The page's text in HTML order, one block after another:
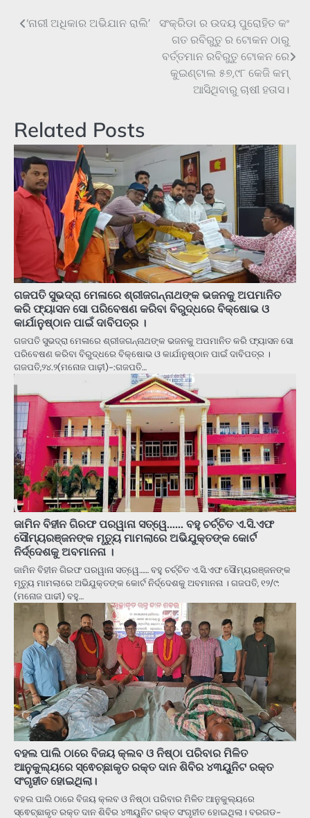
Post
‘ନାରୀ ଅଧିକାର ଅଭିଯାନ ରାଲି’
ସଂକ୍ରିଡା ର ଉଦୟ ପୁରୋହିତ କଂ
ଗତ ରବିରୁତୁ ର ଟୋକନ ଠାରୁ
ବର୍ତ୍ତମାନ ରବିରୁତୁ ଟୋକନ ରେ
କୁଇଣ୍ଟାଲ ୫୭,୯୮ କେଜି କମ୍
ଆସିଥିବାରୁ ଚାଷୀ ହତାସ।
Related Posts
ଗଜପତି ସୁଭଦ୍ରା ମେଳାରେ ଶ୍ରୀଜଗନ୍ନାଥଙ୍କ ଭଜନକୁ ଅପମାନିତ
କରି ଫ୍ୟାସନ ସୋ ପରିବେଷଣ କରିବା ବିରୁଦ୍ଧରେ ବିକ୍ଷୋଭ ଓ
କାର୍ଯାନୁଷ୍ଠାନ ପାଇଁ ଦାବିପତ୍ର ।
ଗଜପତି ସୁଭଦ୍ରା ମେଳାରେ ଶ୍ରୀଜଗନ୍ନାଥଙ୍କ ଭଜନକୁ ଅପମାନିତ କରି ଫ୍ୟାସନ ସୋ
ପରିବେଷଣ କରିବା ବିରୁଦ୍ଧରେ ବିକ୍ଷୋଭ ଓ କାର୍ଯାନୁଷ୍ଠାନ ପାଇଁ ଦାବିପତ୍ର ।
ଗଜପତି,୨୪.୨(ମନୋଜ ପାଢ଼ୀ)-:ଗଜପତି…
ଜାମିନ ବିହୀନ ଗିରଫ ପରୱାନା ସତ୍ୱେ…… ବହୁ ଚର୍ଚ୍ଚିତ ଏ.ସି.ଏଫ
ସୌମ୍ୟରଞ୍ଜନଙ୍କ ମୃତ୍ୟୁ ମାମଲାରେ ଅଭିଯୁକ୍ତଙ୍କ କୋର୍ଟ
ନିର୍ଦ୍ଦେଶକୁ ଅବମାନନା ।
ଜାମିନ ବିହୀନ ଗିରଫ ପରୱାନା ସତ୍ୱେ…… ବହୁ ଚର୍ଚ୍ଚିତ ଏ.ସି.ଏଫ ସୌମ୍ୟରଞ୍ଜନଙ୍କ
ମୃତ୍ୟୁ ମାମଲାରେ ଅଭିଯୁକ୍ତଙ୍କ କୋର୍ଟ ନିର୍ଦ୍ଦେଶକୁ ଅବମାନନା । ଗଜପତି, ୧୨/୯:
(ମନୋଜ ପାଢୀ) ବହୁ…
ବହଲ ପାଲି ଠାରେ ବିଜୟ କ୍ଲବ ଓ ନିଷ୍ଠା ପରିବାର ମିଳିତ
ଆନୁକୁଲ୍ୟରେ ସ୍ଵେଚ୍ଛାକୃତ ରକ୍ତ ଦାନ ଶିବିର ୪୩ୟୁନିଟ ରକ୍ତ
ସଂଗୃହୀତ ହୋଇଥିଲା।
ବହଲ ପାଲି ଠାରେ ବିଜୟ କ୍ଲବ ଓ ନିଷ୍ଠା ପରିବାର ମିଳିତ ଆନୁକୁଲ୍ୟରେ
ସ୍ଵେଚ୍ଛାକୃତ ରକ୍ତ ଦାନ ଶିବିର ୪୩ୟୁନିଟ ରକ୍ତ ସଂଗୃହୀତ ହୋଇଥିଲା। ବରଗଡ-